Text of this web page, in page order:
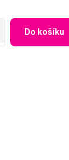
Do košíku